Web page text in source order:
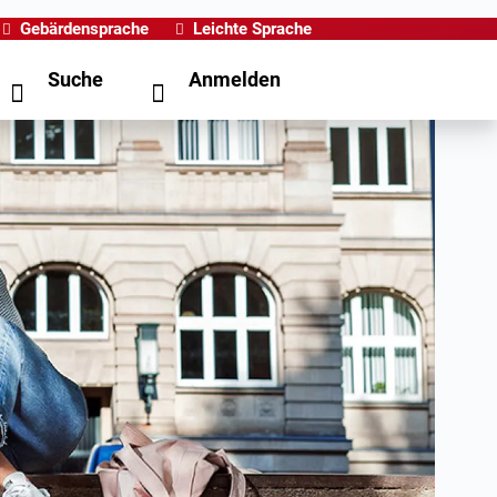
Gebärdensprache Leichte Sprache
Suche Anmelden